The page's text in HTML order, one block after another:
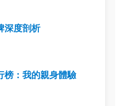
深度剖析
榜：我的親身體驗